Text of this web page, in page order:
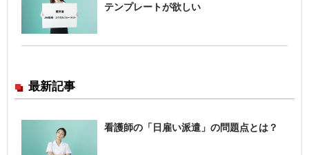
テンプレートが欲しい
最新記事
看護師の「日雇い派遣」の問題点とは？